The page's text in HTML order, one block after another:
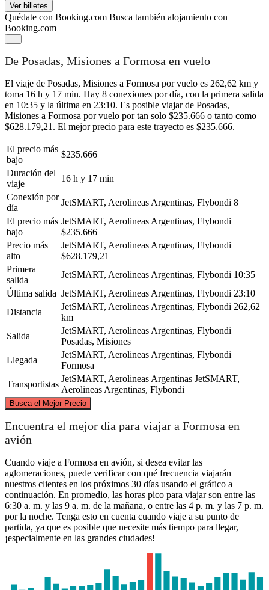
Ver billetes
Quédate con Booking.com Busca también alojamiento con
Booking.com
De Posadas, Misiones a Formosa en vuelo
El viaje de Posadas, Misiones a Formosa por vuelo es 262,62 km y
toma 16 h y 17 min. Hay 8 conexiones por día, con la primera salida
en 10:35 y la última en 23:10. Es posible viajar de Posadas,
Misiones a Formosa por vuelo por tan solo $235.666 o tanto como
$628.179,21. El mejor precio para este trayecto es $235.666.
El precio más
bajo
$235.666
Duración del
viaje
16 h y 17 min
Conexión por
día
JetSMART, Aerolineas Argentinas, Flybondi 8
El precio más
bajo
JetSMART, Aerolineas Argentinas, Flybondi
$235.666
Precio más
alto
JetSMART, Aerolineas Argentinas, Flybondi
$628.179,21
Primera
salida
JetSMART, Aerolineas Argentinas, Flybondi 10:35
Última salida JetSMART, Aerolineas Argentinas, Flybondi 23:10
Distancia
JetSMART, Aerolineas Argentinas, Flybondi 262,62
km
Salida
JetSMART, Aerolineas Argentinas, Flybondi
Posadas, Misiones
Llegada
JetSMART, Aerolineas Argentinas, Flybondi
Formosa
Transportistas
JetSMART, Aerolineas Argentinas JetSMART,
Aerolineas Argentinas, Flybondi
Busca el Mejor Precio
©CARTO , ©OpenStreetMap
Encuentra el mejor día para viajar a Formosa en
avión
Cuando viaje a Formosa en avión, si desea evitar las
aglomeraciones, puede verificar con qué frecuencia viajarán
nuestros clientes en los próximos 30 días usando el gráfico a
continuación. En promedio, las horas pico para viajar son entre las
6:30 a. m. y las 9 a. m. de la mañana, o entre las 4 p. m. y las 7 p. m.
por la noche. Tenga esto en cuenta cuando viaje a su punto de
partida, ya que es posible que necesite más tiempo para llegar,
¡especialmente en las grandes ciudades!